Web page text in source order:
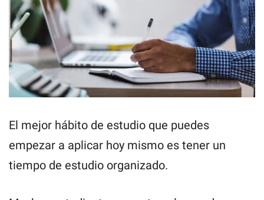
El mejor hábito de estudio que puedes
empezar a aplicar hoy mismo es tener un
tiempo de estudio organizado.